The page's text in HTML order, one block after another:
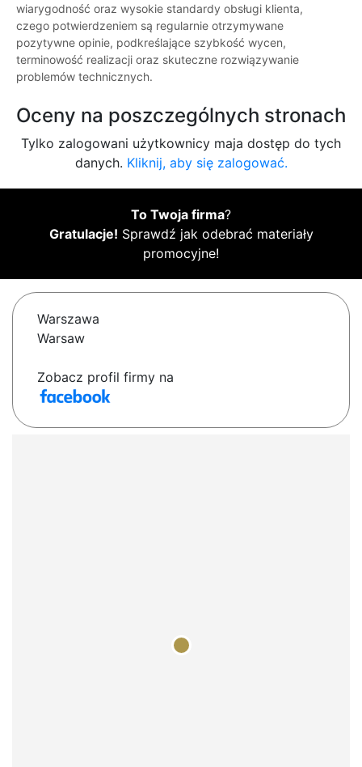
wiarygodność oraz wysokie standardy obsługi klienta,
czego potwierdzeniem są regularnie otrzymywane
pozytywne opinie, podkreślające szybkość wycen,
terminowość realizacji oraz skuteczne rozwiązywanie
problemów technicznych.
Oceny na poszczególnych stronach
Tylko zalogowani użytkownicy maja dostęp do tych
danych. Kliknij, aby się zalogować.
To Twoja firma?
Gratulacje! Sprawdź jak odebrać materiały
promocyjne!
Warszawa
Warsaw
Zobacz profil firmy na